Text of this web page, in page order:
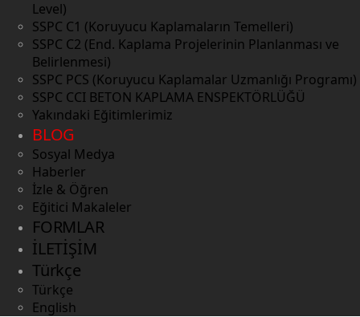
Level)
SSPC C1 (Koruyucu Kaplamaların Temelleri)
SSPC C2 (End. Kaplama Projelerinin Planlanması ve
Belirlenmesi)
SSPC PCS (Koruyucu Kaplamalar Uzmanlığı Programı)
SSPC CCI BETON KAPLAMA ENSPEKTÖRLÜĞÜ
Yakındaki Eğitimlerimiz
BLOG
Sosyal Medya
Haberler
İzle & Öğren
Eğitici Makaleler
FORMLAR
İLETİŞİM
Türkçe
Türkçe
English